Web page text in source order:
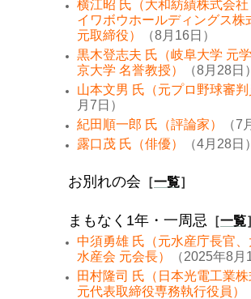
横江昭 氏（大和紡績株式会
イワボウホールディングス株
元取締役）
（8月16日）
黒木登志夫 氏（岐阜大学 元
京大学 名誉教授）
（8月28日）
山本文男 氏（元プロ野球審判
月7日）
紀田順一郎 氏（評論家）
（7
露口茂 氏（俳優）
（4月28日）
お別れの会 ［一覧］
まもなく1年・一周忌 ［一覧
中須勇雄 氏（元水産庁長官
水産会 元会長）
（2025年8月
田村隆司 氏（日本光電工業
元代表取締役専務執行役員）